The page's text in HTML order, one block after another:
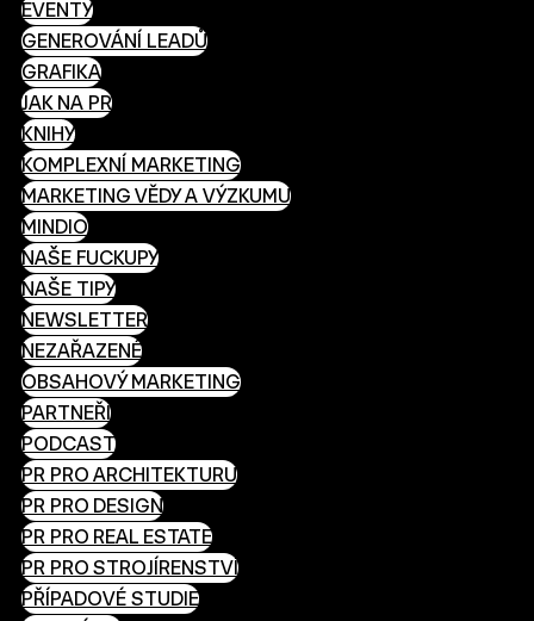
EVENTY
GENEROVÁNÍ LEADŮ
GRAFIKA
JAK NA PR
KNIHY
KOMPLEXNÍ MARKETING
MARKETING VĚDY A VÝZKUMU
MINDIO
NAŠE FUCKUPY
NAŠE TIPY
NEWSLETTER
NEZAŘAZENÉ
OBSAHOVÝ MARKETING
PARTNEŘI
PODCAST
PR PRO ARCHITEKTURU
PR PRO DESIGN
PR PRO REAL ESTATE
PR PRO STROJÍRENSTVÍ
PŘÍPADOVÉ STUDIE